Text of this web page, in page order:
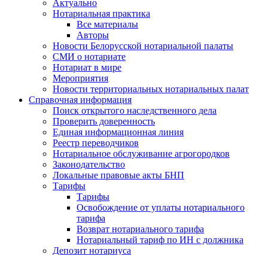
Актуально
Нотариальная практика
Все материалы
Авторы
Новости Белорусской нотариальной палаты
СМИ о нотариате
Нотариат в мире
Мероприятия
Новости территориальных нотариальных палат
Справочная информация
Поиск открытого наследственного дела
Проверить доверенность
Единая информационная линия
Реестр переводчиков
Нотариальное обслуживание агрогородков
Законодательство
Локальные правовые акты БНП
Тарифы
Тарифы
Освобождение от уплаты нотариального
тарифа
Возврат нотариального тарифа
Нотариальный тариф по ИН с должника
Депозит нотариуса